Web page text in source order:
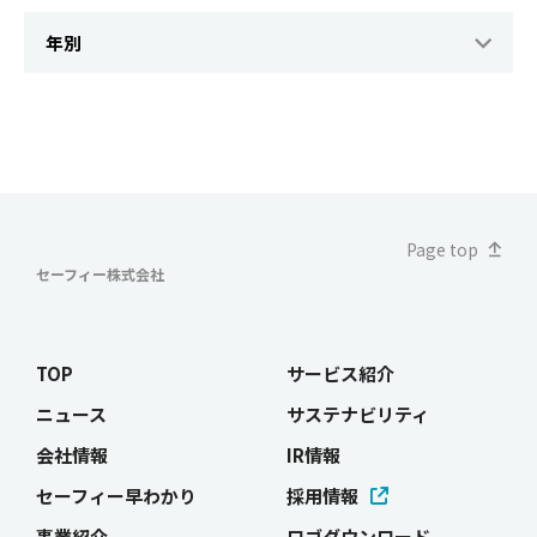
セーフィー株式会社
Page top
TOP
ニュース
会社情報
セーフィー早わかり
サービス紹介
サステナビリティ
IR情報
採用情報